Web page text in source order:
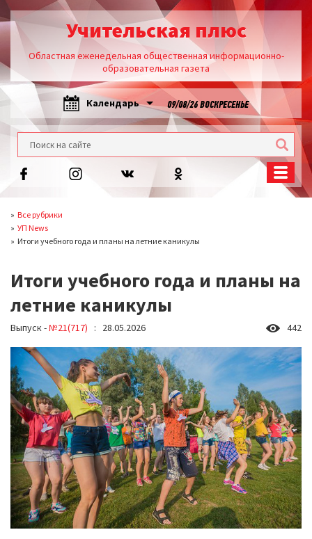
Учительская плюс
Областная еженедельная общественная информационно-
образовательная газета
Календарь 09/08/26 ВОСКРЕСЕНЬЕ
Все рубрики
УП News
Итоги учебного года и планы на летние каникулы
Итоги учебного года и планы на
летние каникулы
Выпуск -№21(717) : 28.05.2026 442